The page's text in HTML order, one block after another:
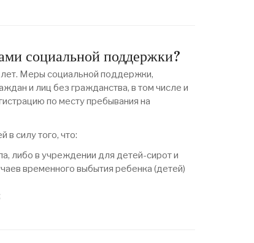
социальной поддержки?
лет. Меры социальной поддержки,
и лиц без гражданства, в том числе и
по месту пребывания на
в силу того, что:
либо в учреждении для детей-сирот и
временного выбытия ребенка (детей)